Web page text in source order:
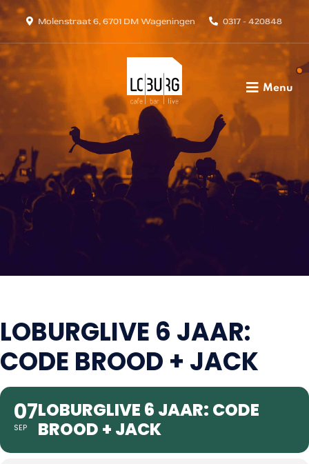
Molenstraat 6, 6701 DM Wageningen 0317 - 420848
Menu
LOBURGLIVE 6 JAAR:
CODE BROOD + JACK
07
SEP
LOBURGLIVE 6 JAAR: CODE
BROOD + JACK